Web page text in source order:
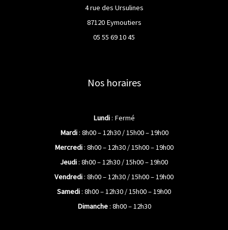
4 rue des Ursulines
87120 Eymoutiers
05 55 69 10 45
Nos horaires
Lundi: Fermé
Mardi: 8h00 – 12h30 / 15h00 – 19h00
Mercredi: 8h00 – 12h30 / 15h00 – 19h00
Jeudi: 8h00 – 12h30 / 15h00 – 19h00
Vendredi: 8h00 – 12h30 / 15h00 – 19h00
Samedi: 8h00 – 12h30 / 15h00 – 19h00
Dimanche: 8h00 – 12h30